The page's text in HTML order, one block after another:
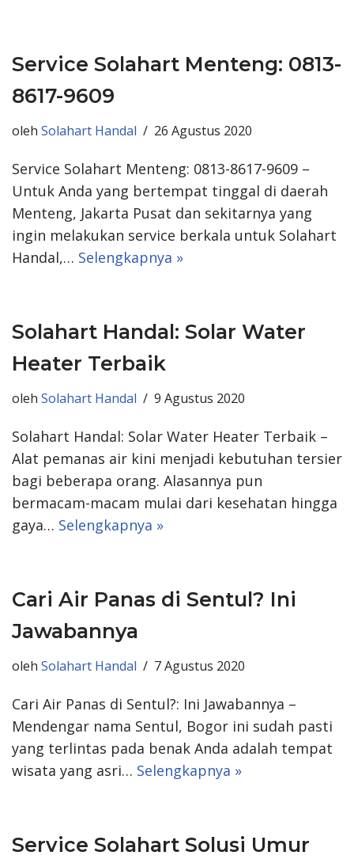
Service Solahart Menteng: 0813-
8617-9609
oleh Solahart Handal 26 Agustus 2020
Service Solahart Menteng: 0813-8617-9609 –
Untuk Anda yang bertempat tinggal di daerah
Menteng, Jakarta Pusat dan sekitarnya yang
ingin melakukan service berkala untuk Solahart
Handal,… Selengkapnya »
Solahart Handal: Solar Water
Heater Terbaik
oleh Solahart Handal 9 Agustus 2020
Solahart Handal: Solar Water Heater Terbaik –
Alat pemanas air kini menjadi kebutuhan tersier
bagi beberapa orang. Alasannya pun
bermacam-macam mulai dari kesehatan hingga
gaya… Selengkapnya »
Cari Air Panas di Sentul? Ini
Jawabannya
oleh Solahart Handal 7 Agustus 2020
Cari Air Panas di Sentul?: Ini Jawabannya –
Mendengar nama Sentul, Bogor ini sudah pasti
yang terlintas pada benak Anda adalah tempat
wisata yang asri… Selengkapnya »
Service Solahart Solusi Umur